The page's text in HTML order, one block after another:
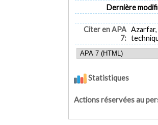
Dernière
Citer en APA
7:
Azarfar,
Statistiques
Actions réservées au